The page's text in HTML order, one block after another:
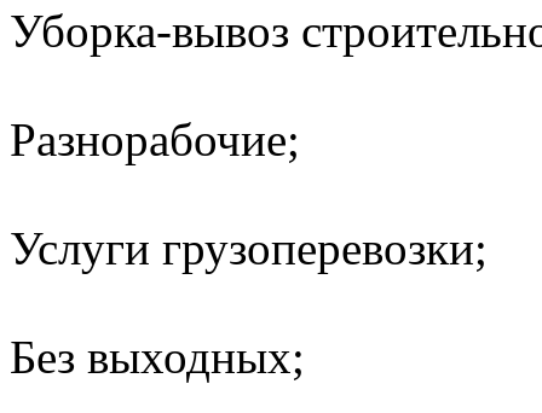
Уборка-вывоз
Разнорабочие;
Услуги грузоперевозки;
Без выходных;